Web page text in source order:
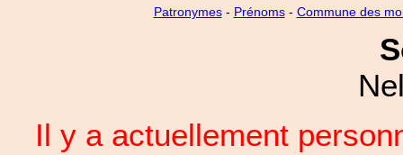
Patronymes- Prénoms- Commune des
Il y a actuellement